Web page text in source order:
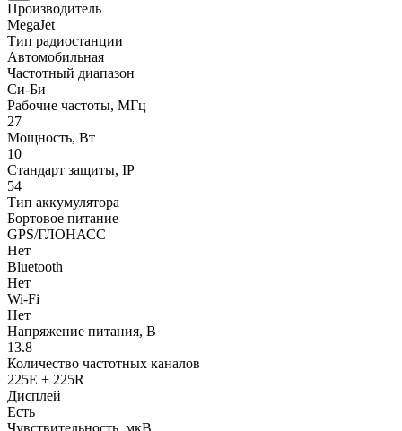
Производитель
MegaJet
Тип радиостанции
Автомобильная
Частотный диапазон
Си-Би
Рабочие частоты, МГц
27
Мощность, Вт
10
Стандарт защиты, IP
54
Тип аккумулятора
Бортовое питание
GPS/ГЛОНАСС
Нет
Bluetooth
Нет
Wi-Fi
Нет
Напряжение питания, В
13.8
Количество частотных каналов
225E + 225R
Дисплей
Есть
Чувствительность, мкВ